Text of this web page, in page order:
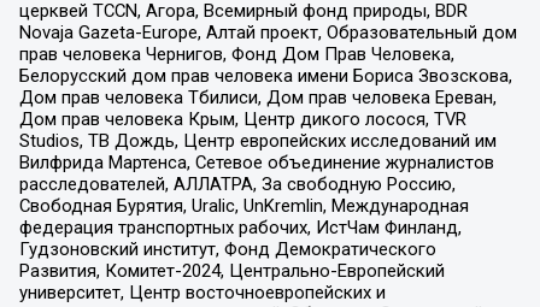
церквей TCCN, Агора, Всемирный фонд природы, BDR
Novaja Gazeta-Europe, Алтай проект, Образовательный дом
прав человека Чернигов, Фонд Дом Прав Человека,
Белорусский дом прав человека имени Бориса Звозскова,
Дом прав человека Тбилиси, Дом прав человека Ереван,
Дом прав человека Крым, Центр дикого лосося, TVR
Studios, ТВ Дождь, Центр европейских исследований им
Вилфрида Мартенса, Сетевое объединение журналистов
расследователей, АЛЛАТРА, За свободную Россию,
Свободная Бурятия, Uralic, UnKremlin, Международная
федерация транспортных рабочих, ИстЧам Финланд,
Гудзоновский институт, Фонд Демократического
Развития, Комитет-2024, Центрально-Европейский
университет, Центр восточноевропейских и